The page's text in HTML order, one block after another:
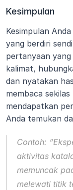
Kesimpulan
Kesimpulan
yang berdiri
pertanyaan yang
kalimat,
dan nyatakan
membaca
mendapatkan
Anda temukan
Contoh:
aktivitas
memuncak
melewati titik